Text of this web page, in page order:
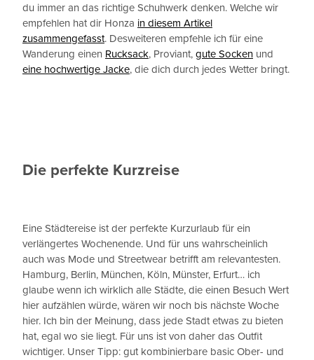
du immer an das richtige Schuhwerk denken. Welche wir
empfehlen hat dir Honza in diesem Artikel
zusammengefasst. Desweiteren empfehle ich für eine
Wanderung einen Rucksack, Proviant, gute Socken und
eine hochwertige Jacke, die dich durch jedes Wetter bringt.
Die perfekte Kurzreise
Eine Städtereise ist der perfekte Kurzurlaub für ein
verlängertes Wochenende. Und für uns wahrscheinlich
auch was Mode und Streetwear betrifft am relevantesten.
Hamburg, Berlin, München, Köln, Münster, Erfurt… ich
glaube wenn ich wirklich alle Städte, die einen Besuch Wert
hier aufzählen würde, wären wir noch bis nächste Woche
hier. Ich bin der Meinung, dass jede Stadt etwas zu bieten
hat, egal wo sie liegt. Für uns ist von daher das Outfit
wichtiger. Unser Tipp: gut kombinierbare basic Ober- und